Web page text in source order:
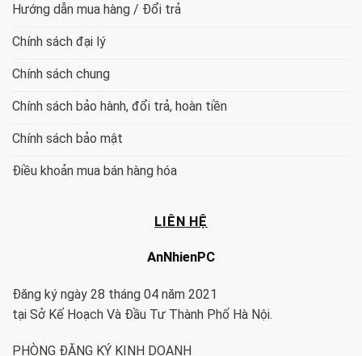
Hướng dẫn mua hàng / Đổi trả
Chính sách đại lý
Chính sách chung
Chính sách bảo hành, đổi trả, hoàn tiền
Chính sách bảo mật
Điều khoản mua bán hàng hóa
LIÊN HỆ
AnNhienPC
Đăng ký ngày 28 tháng 04 năm 2021
tại Sở Kế Hoạch Và Đầu Tư Thành Phố Hà Nội.
PHÒNG ĐĂNG KÝ KINH DOANH